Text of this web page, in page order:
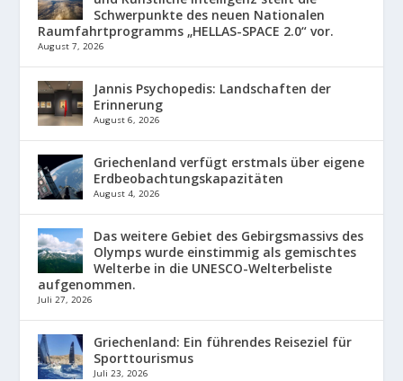
Schwerpunkte des neuen Nationalen
Raumfahrtprogramms „HELLAS-SPACE 2.0“ vor.
August 7, 2026
Jannis Psychopedis: Landschaften der
Erinnerung
August 6, 2026
Griechenland verfügt erstmals über eigene
Erdbeobachtungskapazitäten
August 4, 2026
Das weitere Gebiet des Gebirgsmassivs des
Olymps wurde einstimmig als gemischtes
Welterbe in die UNESCO-Welterbeliste
aufgenommen.
Juli 27, 2026
Griechenland: Ein führendes Reiseziel für
Sporttourismus
Juli 23, 2026